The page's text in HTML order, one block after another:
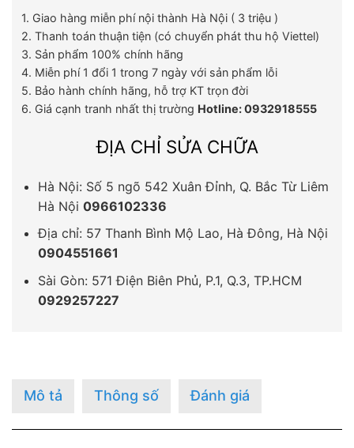
1. Giao hàng miễn phí nội thành Hà Nội ( 3 triệu )
2. Thanh toán thuận tiện (có chuyển phát thu hộ Viettel)
3. Sản phẩm 100% chính hãng
4. Miễn phí 1 đổi 1 trong 7 ngày với sản phẩm lỗi
5. Bảo hành chính hãng, hỗ trợ KT trọn đời
6. Giá cạnh tranh nhất thị trường Hotline: 0932918555
ĐỊA CHỈ SỬA CHỮA
Hà Nội: Số 5 ngõ 542 Xuân Đỉnh, Q. Bắc Từ Liêm
Hà Nội 0966102336
Địa chỉ: 57 Thanh Bình Mộ Lao, Hà Đông, Hà Nội
0904551661
Sài Gòn: 571 Điện Biên Phủ, P.1, Q.3, TP.HCM
0929257227
Mô tả Thông số Đánh giá